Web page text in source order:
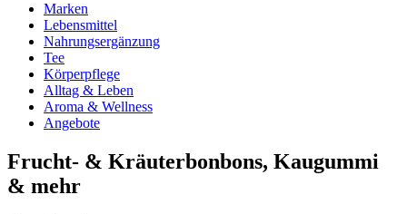
Marken
Lebensmittel
Nahrungsergänzung
Tee
Körperpflege
Alltag & Leben
Aroma & Wellness
Angebote
Frucht- & Kräuterbonbons, Kaugummi
& mehr